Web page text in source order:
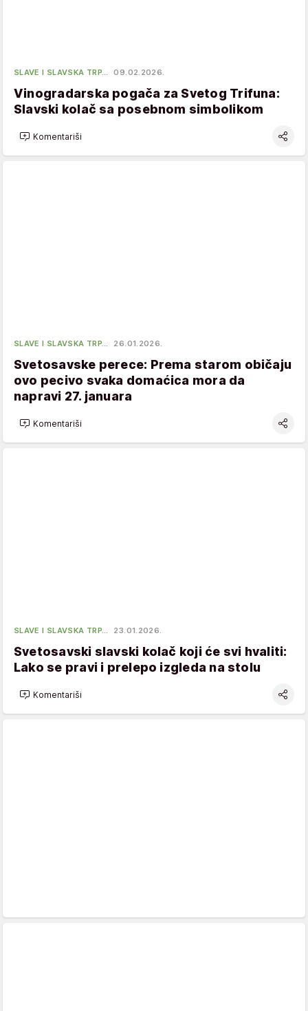
SLAVE I SLAVSKA TRP… 09.02.2026.
Vinogradarska pogača za Svetog Trifuna:
Slavski kolač sa posebnom simbolikom
Komentariši
SLAVE I SLAVSKA TRP… 26.01.2026.
Svetosavske perece: Prema starom običaju
ovo pecivo svaka domaćica mora da
napravi 27. januara
Komentariši
SLAVE I SLAVSKA TRP… 23.01.2026.
Svetosavski slavski kolač koji će svi hvaliti:
Lako se pravi i prelepo izgleda na stolu
Komentariši